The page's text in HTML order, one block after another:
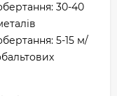
30-40
5-15 м/